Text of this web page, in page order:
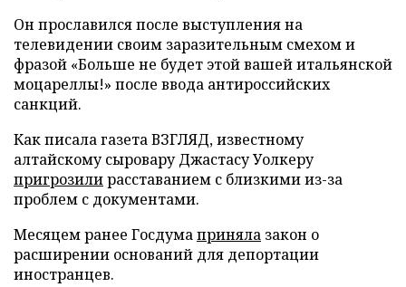
Он прославился после выступления на
телевидении своим заразительным смехом и
фразой «Больше не будет этой вашей итальянской
моцареллы!» после ввода антироссийских
санкций.
Как писала газета ВЗГЛЯД, известному
алтайскому сыровару Джастасу Уолкеру
пригрозилирасставанием с близкими из-за
проблем с документами.
Месяцем ранее Госдумаприняла закон о
расширении оснований для депортации
иностранцев.